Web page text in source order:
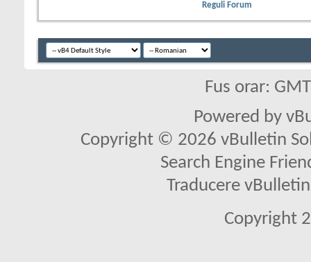
Reguli Forum
Fus orar:
Powered by
Copyright © 2026 vBulletin
Search Engine
Traducere
Copyright